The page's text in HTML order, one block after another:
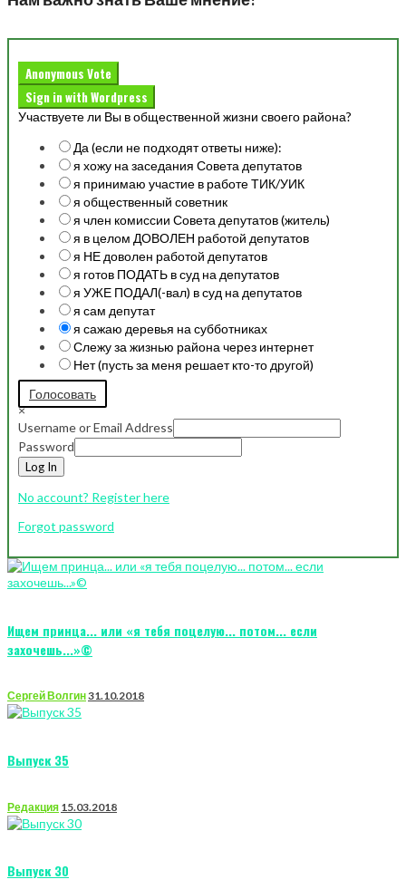
Anonymous Vote
Sign in with Wordpress
Участвуете ли Вы в общественной жизни своего района?
Да (если не подходят ответы ниже):
я хожу на заседания Совета депутатов
я принимаю участие в работе ТИК/УИК
я общественный советник
я член комиссии Совета депутатов (житель)
я в целом ДОВОЛЕН работой депутатов
я НЕ доволен работой депутатов
я готов ПОДАТЬ в суд на депутатов
я УЖЕ ПОДАЛ(-вал) в суд на депутатов
я сам депутат
я сажаю деревья на субботниках
Слежу за жизнью района через интернет
Нет (пусть за меня решает кто-то другой)
Голосовать
×
Username or Email Address
Password
Log In
No account? Register here
Forgot password
Ищем принца... или «я тебя поцелую... потом... если
захочешь...»©
Сергей Волгин31.10.2018
Выпуск 35
Редакция 15.03.2018
Выпуск 30